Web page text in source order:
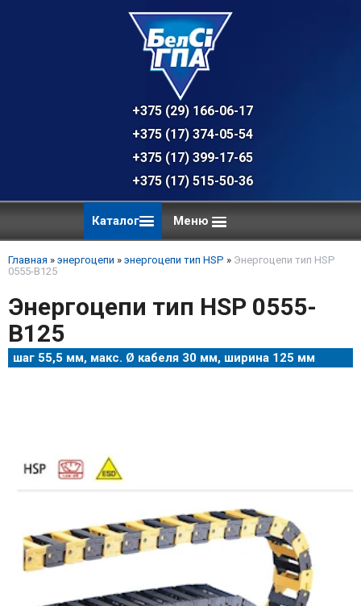
+375 (29) 166-06-17 - техническая
+375 (17) 374-05-54 - общий отдел,
+375 (17) 399-17-65
+375 (17) 515-50-36
Каталог Меню
Главная » энергоцепи » энергоцепи тип HSP » Энергоцепи тип HSP
0555-B125
Энергоцепи тип HSP 0555-
B125
шаг 55,5 мм, макс. Ø кабеля 30 мм, ширина 125 мм